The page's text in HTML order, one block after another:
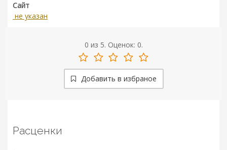
Сайт
не указан
0 из 5. Оценок: 0.
Добавить в избраное
Расценки